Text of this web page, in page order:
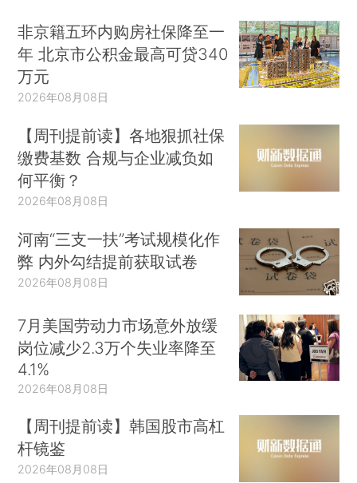
非京籍五环内购房社保降至一
年 北京市公积金最高可贷340
万元
2026年08月08日
【周刊提前读】各地狠抓社保
缴费基数 合规与企业减负如
何平衡？
2026年08月08日
河南“三支一扶”考试规模化作
弊 内外勾结提前获取试卷
2026年08月08日
7月美国劳动力市场意外放缓
岗位减少2.3万个失业率降至
4.1%
2026年08月08日
【周刊提前读】韩国股市高杠
杆镜鉴
2026年08月08日